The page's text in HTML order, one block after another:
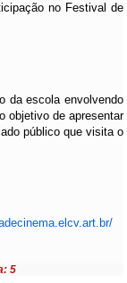
no Festival de
da escola envolvendo
objetivo de apresentar
público que visita o
5